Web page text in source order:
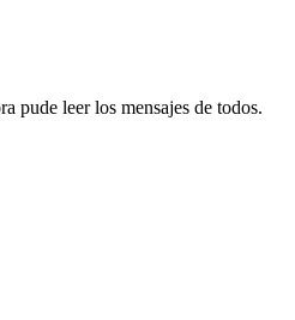
pude leer los mensajes de todos.